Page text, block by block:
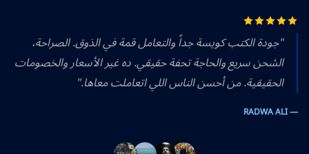
"جودة الكتب كويسة جداً والتعامل قمة في الذوق. الصراحة،
الشحن سريع والحاجة تحفة حقيقي. ده غير الأسعار والخصومات
الحقيقية. من أحسن الناس اللي اتعاملت معاها."
— RADWA ALI